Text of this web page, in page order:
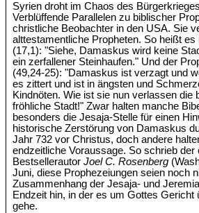
Syrien droht im Chaos des
Verblüffende Parallelen zu biblischer
christliche Beobachter in den USA. Sie
alttestamentliche Propheten. So heißt
(17,1): "Siehe, Damaskus wird keine
ein zerfallener Steinhaufen." Und der
(49,24-25): "Damaskus ist verzagt und
es zittert und ist in ängsten und
Kindnöten. Wie ist sie nun verlassen die
fröhliche Stadt!" Zwar halten manche
besonders die Jesaja-Stelle für einen
historische Zerstörung von Damaskus
Jahr 732 vor Christus, doch andere
endzeitliche Voraussage. So schrieb der
BestsellerautorJoel C. Rosenberg
Juni, diese Prophezeiungen seien noch
Zusammenhang der Jesaja- und
Endzeit hin, in der es um Gottes Gericht
gehe.